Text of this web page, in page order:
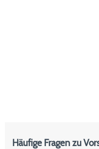
Häufige Fragen zu